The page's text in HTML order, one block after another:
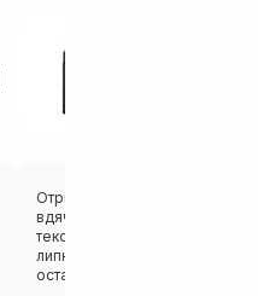
Отримала в подарунок
вдячна дівчатам. Сиворотка
текстури, швидко впитується,
липкості. Шкіра стає мʼякою та пружною. Поки
остаточно не можу сказати чи